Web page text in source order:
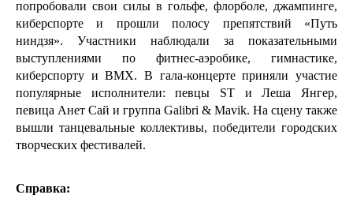
попробовали свои силы в гольфе, флорболе, джампинге,
киберспорте и прошли полосу препятствий «Путь
ниндзя». Участники наблюдали за показательными
выступлениями по фитнес-аэробике, гимнастике,
киберспорту и BMX. В гала-концерте приняли участие
популярные исполнители: певцы ST и Леша Янгер,
певица Анет Сай и группа Galibri & Mavik. На сцену также
вышли танцевальные коллективы, победители городских
творческих фестивалей.
Справка: